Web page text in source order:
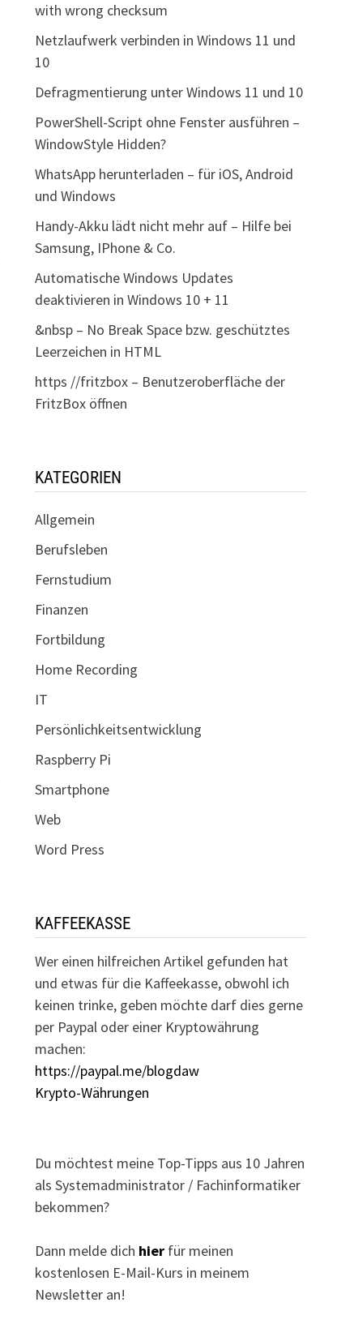
with wrong checksum
Netzlaufwerk verbinden in Windows 11 und
10
Defragmentierung unter Windows 11 und 10
PowerShell-Script ohne Fenster ausführen –
WindowStyle Hidden?
WhatsApp herunterladen – für iOS, Android
und Windows
Handy-Akku lädt nicht mehr auf – Hilfe bei
Samsung, IPhone & Co.
Automatische Windows Updates
deaktivieren in Windows 10 + 11
&nbsp – No Break Space bzw. geschütztes
Leerzeichen in HTML
https //fritzbox – Benutzeroberfläche der
FritzBox öffnen
KATEGORIEN
Allgemein
Berufsleben
Fernstudium
Finanzen
Fortbildung
Home Recording
IT
Persönlichkeitsentwicklung
Raspberry Pi
Smartphone
Web
Word Press
KAFFEEKASSE
Wer einen hilfreichen Artikel gefunden hat
und etwas für die Kaffeekasse, obwohl ich
keinen trinke, geben möchte darf dies gerne
per Paypal oder einer Kryptowährung
machen:
https://paypal.me/blogdaw
Krypto-Währungen
Du möchtest meine Top-Tipps aus 10 Jahren
als Systemadministrator / Fachinformatiker
bekommen?
Dann melde dich hierfür meinen
kostenlosen E-Mail-Kurs in meinem
Newsletter an!